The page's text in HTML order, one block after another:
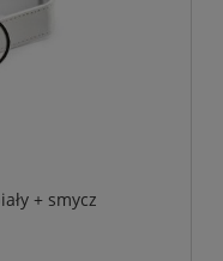
+ smycz